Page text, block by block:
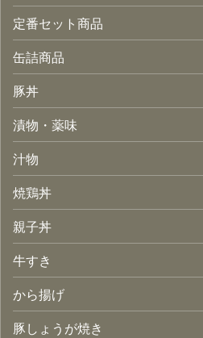
定番セット商品
缶詰商品
豚丼
漬物・薬味
汁物
焼鶏丼
親子丼
牛すき
から揚げ
豚しょうが焼き